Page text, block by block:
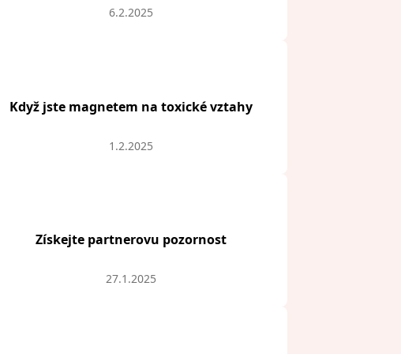
6.2.2025
Když jste magnetem na toxické vztahy
1.2.2025
Získejte partnerovu pozornost
27.1.2025